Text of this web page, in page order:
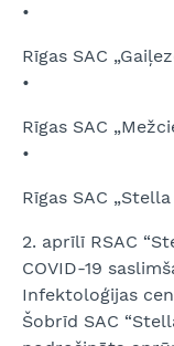
•
Rīgas SAC
•
Rīgas SAC
•
Rīgas SAC
2. aprīlī RSAC
COVID-19
Infektoloģijas
Šobrīd SAC